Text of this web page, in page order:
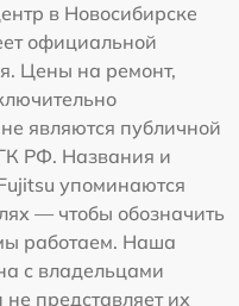
в Новосибирске
официальной
Цены на ремонт,
являются публичной
РФ. Названия и
упоминаются
— чтобы обозначить
работаем. Наша
с владельцами
представляет их